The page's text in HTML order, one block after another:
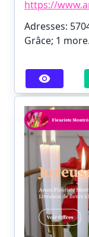
https://
Adresses:
Grâce; 1